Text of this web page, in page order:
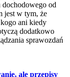
dochodowego od
jest w tym, że
ani kiedy
dodatkowo
sprawozdań
ale przepisy